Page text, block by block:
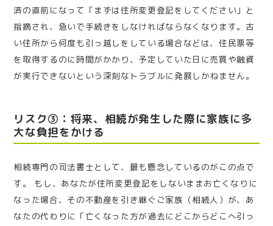
済の直前になって「まずは住所変更登記をしてください」と
指摘され、急いで手続きをしなければならなくなります。古
い住所から何度も引っ越しをしている場合などは、住民票等
を取得するのに時間がかかり、予定していた日に売買や融資
が実行できないという深刻なトラブルに発展しかねません。
リスク③：将来、相続が発生した際に家族に多
大な負担をかける
相続専門の司法書士として、最も懸念しているのがこの点で
す。 もし、あなたが住所変更登記をしないままお亡くなりに
なった場合、その不動産を引き継ぐご家族（相続人）が、あ
なたの代わりに「亡くなった方が過去にどこからどこへ引っ